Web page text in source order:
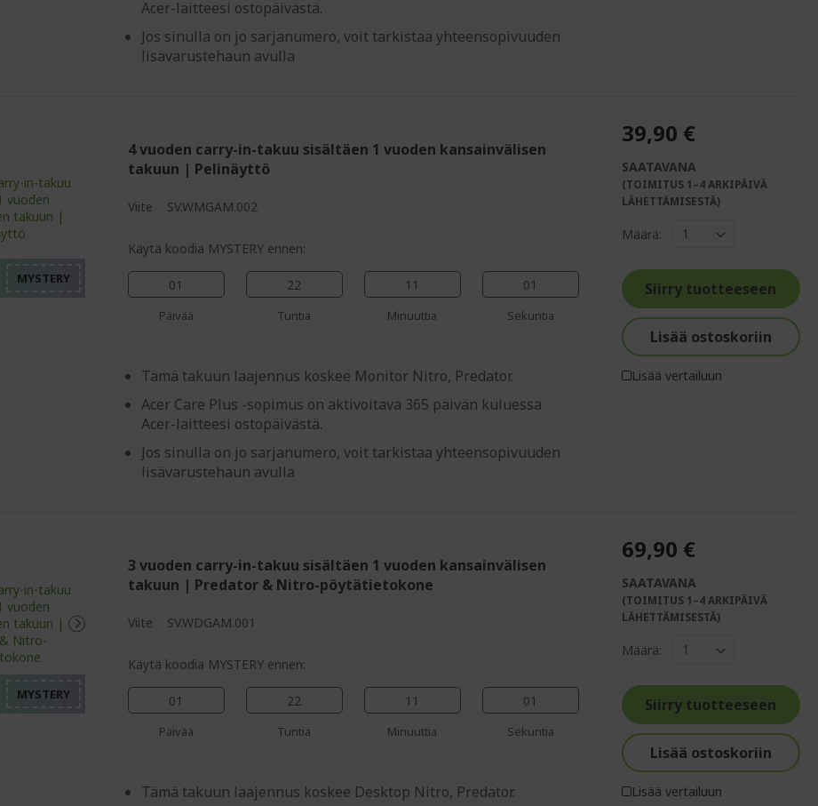
Acer-laitteesi ostopäivästä.
Jos sinulla on jo sarjanumero, voit tarkistaa yhteensopivuuden
lisävarustehaun avulla
4 vuoden carry-in-takuu sisältäen 1 vuoden kansainvälisen
takuun | Pelinäyttö
Viite SV.WMGAM.002
Käytä koodia MYSTERY ennen:
01
Päivää
22
Tuntia
11
Minuuttia
00
Sekuntia
Tämä takuun laajennus koskee Monitor Nitro, Predator.
Acer Care Plus -sopimus on aktivoitava 365 päivän kuluessa
Acer-laitteesi ostopäivästä.
Jos sinulla on jo sarjanumero, voit tarkistaa yhteensopivuuden
lisävarustehaun avulla
39,90 €
SAATAVANA
(TOIMITUS 1–4 ARKIPÄIVÄ
LÄHETTÄMISESTÄ)
Määrä:
Siirry tuotteeseen
Lisää ostoskoriin
Lisää vertailuun
3 vuoden carry-in-takuu sisältäen 1 vuoden kansainvälisen
takuun | Predator & Nitro-pöytätietokone
Viite SV.WDGAM.001
Käytä koodia MYSTERY ennen:
01
Päivää
22
Tuntia
11
Minuuttia
00
Sekuntia
Tämä takuun laajennus koskee Desktop Nitro, Predator.
69,90 €
SAATAVANA
(TOIMITUS 1–4 ARKIPÄIVÄ
LÄHETTÄMISESTÄ)
Määrä:
Siirry tuotteeseen
Lisää ostoskoriin
Lisää vertailuun